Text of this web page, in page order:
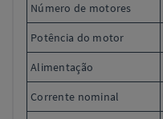
Número de motores
Potência do motor
Alimentação
Corrente nominal